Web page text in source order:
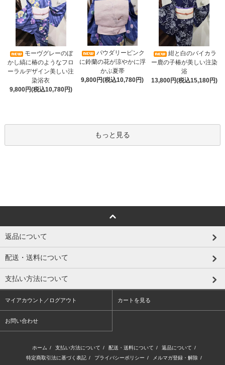
モーヴグレーのぼ
かし縞に椿のようなフロ
ーラルデザイン美しい注
染浴衣
9,800円(税込10,780円)
パウダリーピンク
に鈴蘭の花が涼やかに浮
かぶ夏帯
9,800円(税込10,780円)
紺と白のバイカラ
ー鹿の子椿が美しい注染
浴
13,800円(税込15,180円)
もっと見る
返品について
配送・送料について
支払い方法について
マイアカウント／ログアウト カートを見る
お問い合わせ
ホーム / 支払い方法について / 配送・送料について / 返品について /
特定商取引法に基づく表記 / プライバシーポリシー / メルマガ登録・解除 /